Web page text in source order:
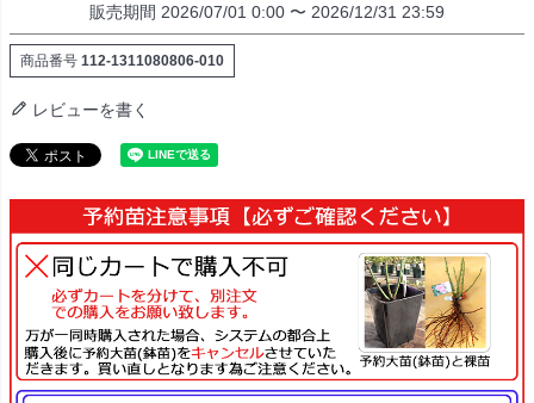
販売期間 2026/07/01 0:00 〜 2026/12/31 23:59
商品番号 112-1311080806-010
レビューを書く